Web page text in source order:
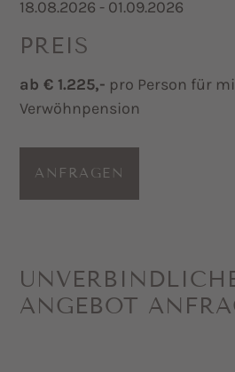
18.08.2026 - 01.09.2026
PREIS
ab € 1.225,- pro Person für
Verwöhnpension
ANFRAGEN
ANGEBOT